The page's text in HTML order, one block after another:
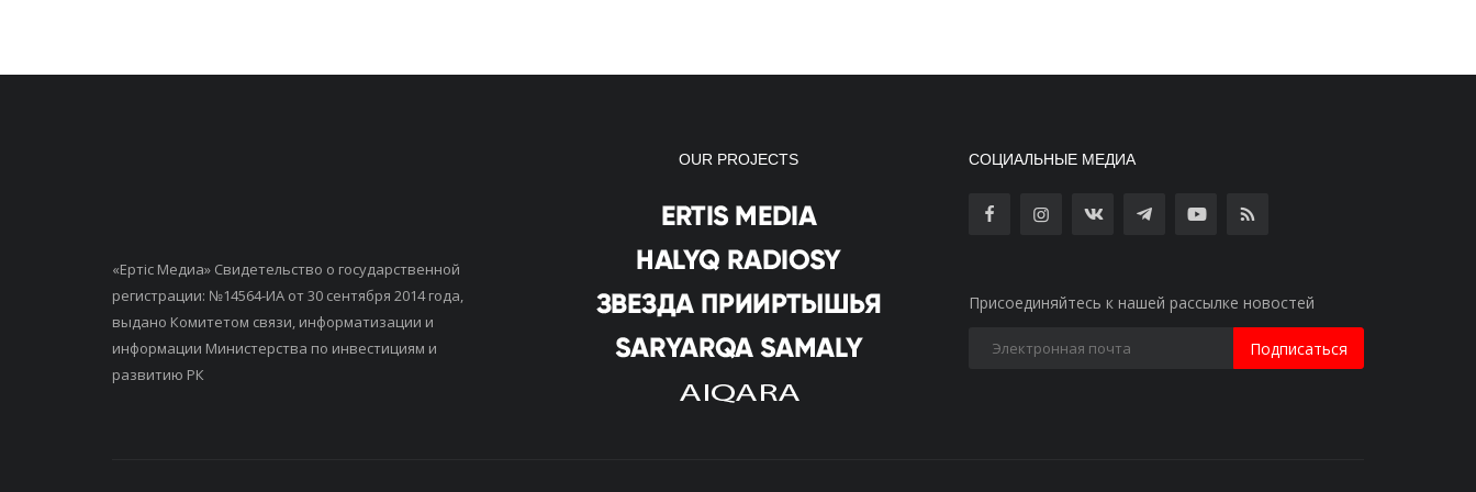
«Ертiс Медиа» Свидетельство о государственной
регистрации: №14564-ИА от 30 сентября 2014 года,
выдано Комитетом связи, информатизации и
информации Министерства по инвестициям и
развитию РК
OUR PROJECTS СОЦИАЛЬНЫЕ МЕДИА
Присоединяйтесь к нашей рассылке новостей
Подписаться